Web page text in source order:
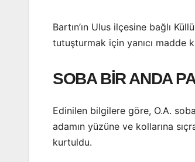
Bartın’ın Ulus ilçesine bağlı
tutuşturmak için yanıcı madde
SOBA BİR ANDA
Edinilen bilgilere göre, O.A.
adamın yüzüne ve kollarına
kurtuldu.